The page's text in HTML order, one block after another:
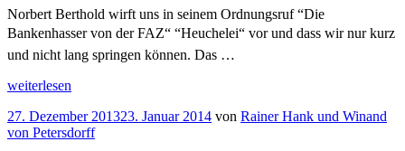
Die
Festschrift,
Herbert
&
HS “
Norbert Berthold wirft uns in seinem Ordnungsruf “Die
Bankenhasser von der FAZ“ “Heuchelei“ vor und dass wir nur kurz
und nicht lang springen können. Das …
„Wir
weiterlesen
Veröffentlicht
am
27. Dezember 201323. Januar 2014 von Rainer Hank und Winand
von Petersdorff